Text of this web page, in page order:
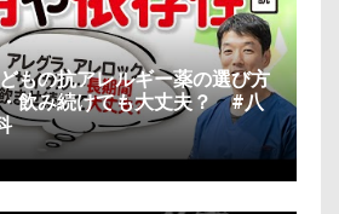
もの抗アレルギー薬の選び方
飲み続けても大丈夫？ #八